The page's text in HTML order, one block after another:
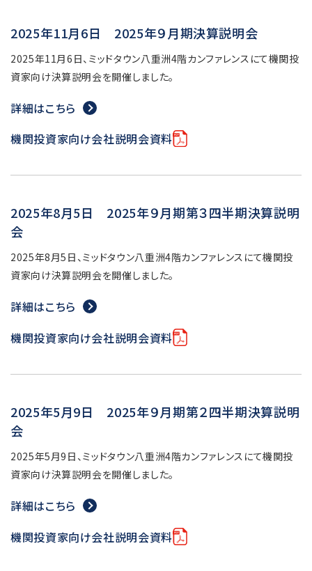
2025年11月6日 2025年９月期決算説明会
2025年11月6日、ミッドタウン八重洲4階カンファレンスにて機関投
資家向け決算説明会を開催しました。
詳細はこちら
機関投資家向け会社説明会資料
2025年8月5日 2025年９月期第３四半期決算説明
会
2025年8月5日、ミッドタウン八重洲4階カンファレンスにて機関投
資家向け決算説明会を開催しました。
詳細はこちら
機関投資家向け会社説明会資料
2025年5月9日 2025年９月期第２四半期決算説明
会
2025年5月9日、ミッドタウン八重洲4階カンファレンスにて機関投
資家向け決算説明会を開催しました。
詳細はこちら
機関投資家向け会社説明会資料